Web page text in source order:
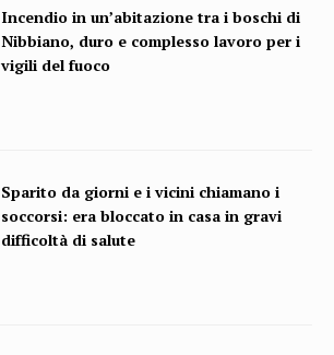
Incendio in un’abitazione tra i boschi di
Nibbiano, duro e complesso lavoro per i
vigili del fuoco
Sparito da giorni e i vicini chiamano i
soccorsi: era bloccato in casa in gravi
difficoltà di salute